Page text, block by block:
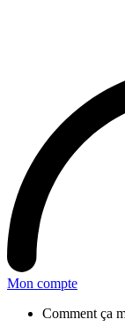
Mon compte
Comment ça